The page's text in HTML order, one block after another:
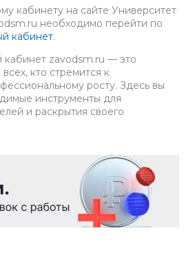
кабинету на сайте Университет
необходимо перейти по
кабинет.
кабинет zavodsm.ru — это
кто стремится к
росту. Здесь вы
инструменты для
и раскрытия своего